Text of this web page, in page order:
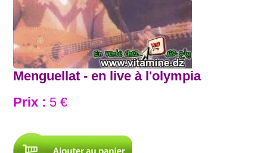
Menguellat - en live à l'olympia
Prix : 5 €